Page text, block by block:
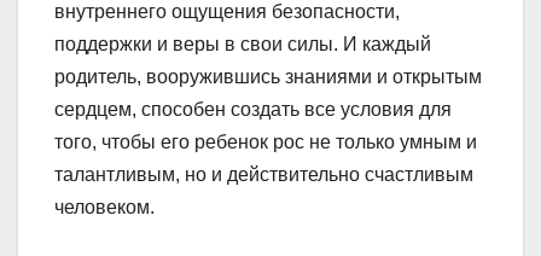
внутреннего ощущения безопасности,
поддержки и веры в свои силы. И каждый
родитель, вооружившись знаниями и открытым
сердцем, способен создать все условия для
того, чтобы его ребенок рос не только умным и
талантливым, но и действительно счастливым
человеком.